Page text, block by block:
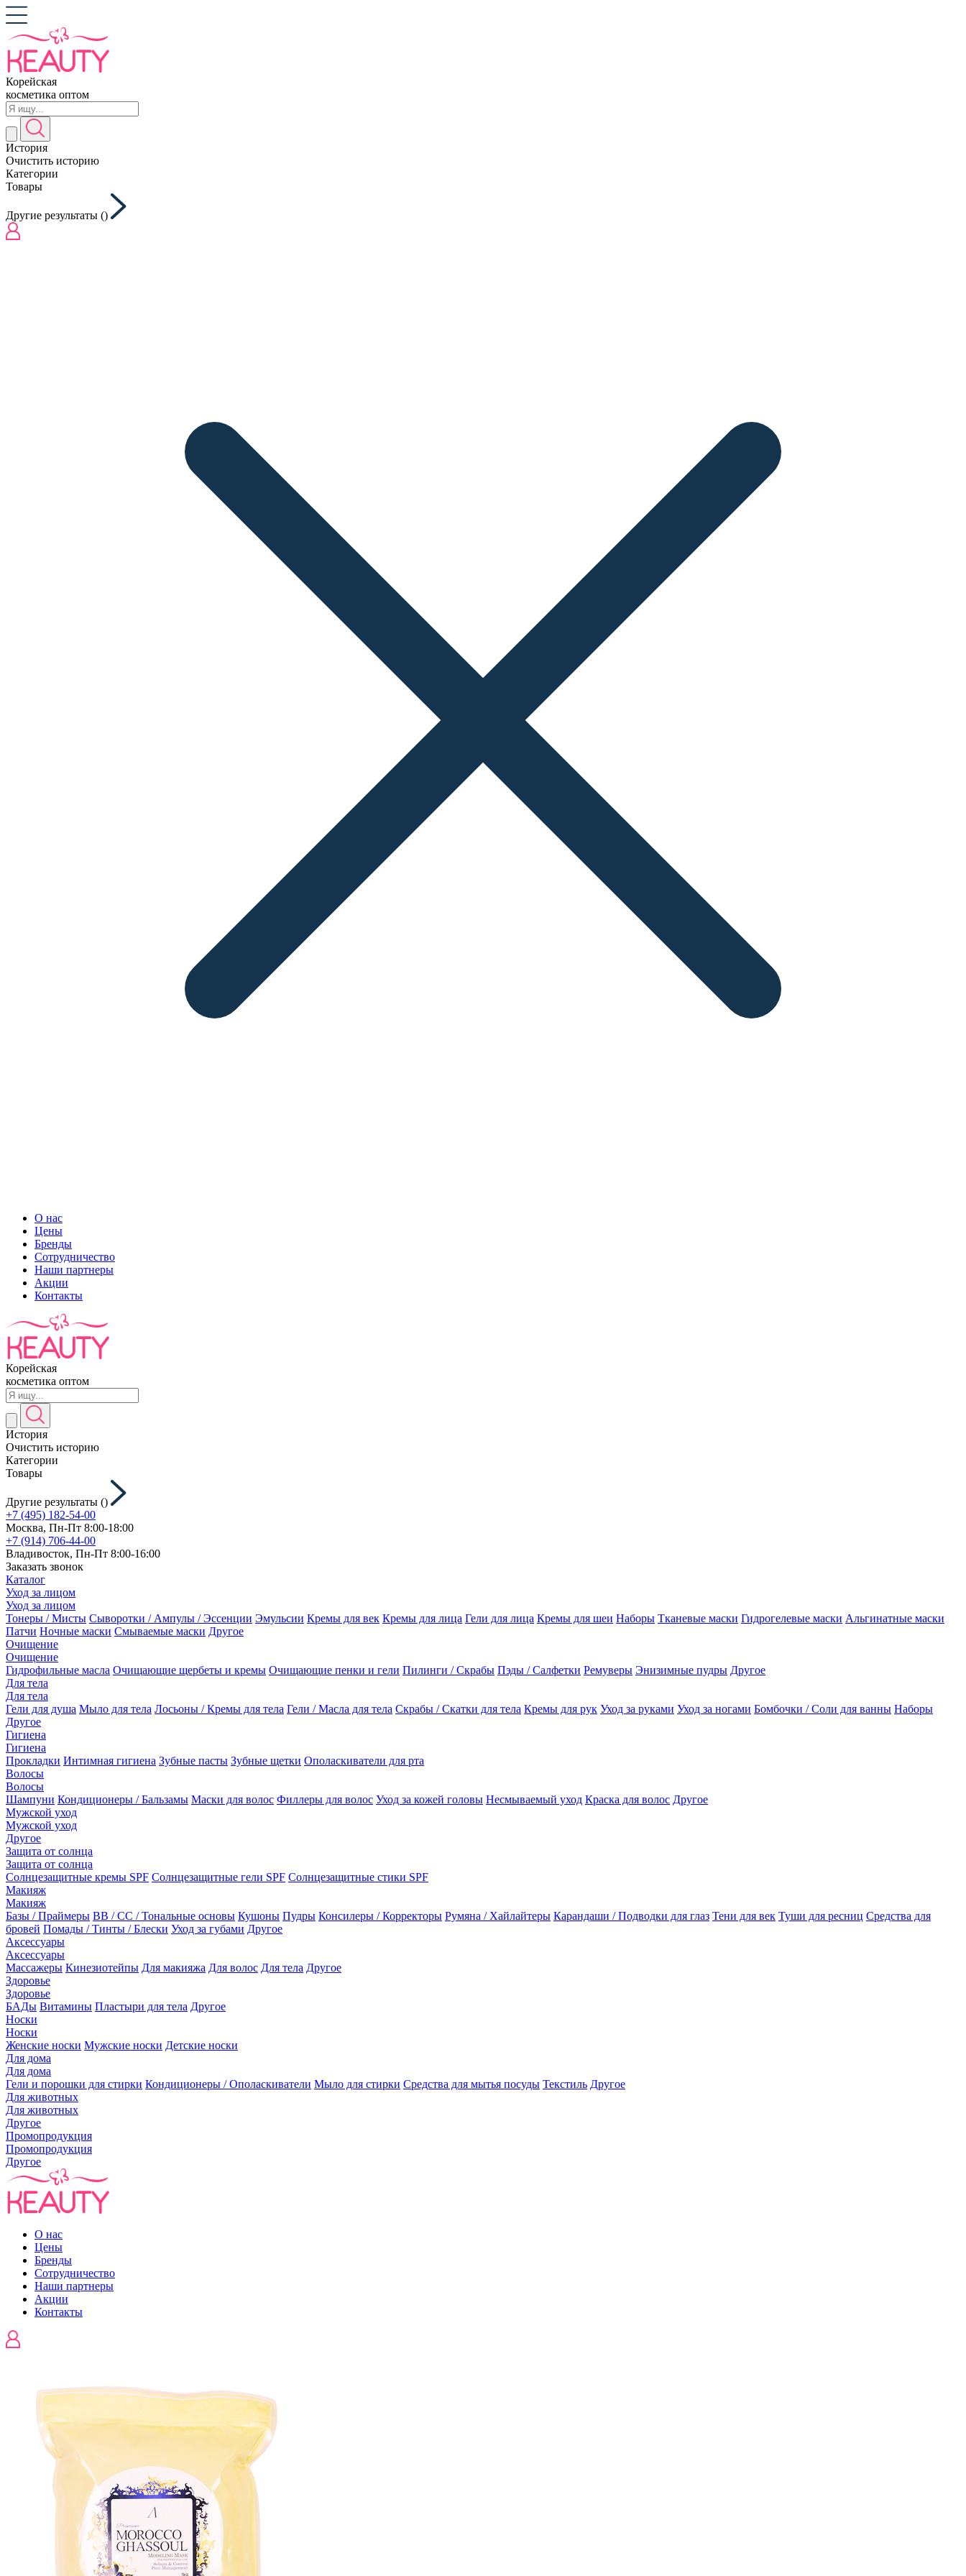
Корейская
косметика оптом
История
Очистить историю
Категории
Товары
Другие результаты ()
О нас
Цены
Бренды
Сотрудничество
Наши партнеры
Акции
Контакты
Корейская
косметика оптом
История
Очистить историю
Категории
Товары
Другие результаты ()
+7 (495) 182-54-00
Москва, Пн-Пт 8:00-18:00
+7 (914) 706-44-00
Владивосток, Пн-Пт 8:00-16:00
Заказать звонок
Каталог
Уход за лицом
Уход за лицом
Тонеры / Мисты Сыворотки / Ампулы / Эссенции Эмульсии Кремы для век Кремы для лица Гели для лица Кремы для шеи Наборы Тканевые маски Гидрогелевые маски Альгинатные маски
Патчи Ночные маски Смываемые маски Другое
Очищение
Очищение
Гидрофильные масла Очищающие щербеты и кремы Очищающие пенки и гели Пилинги / Скрабы Пэды / Салфетки Ремуверы Энизимные пудры Другое
Для тела
Для тела
Гели для душа Мыло для тела Лосьоны / Кремы для тела Гели / Масла для тела Скрабы / Скатки для тела Кремы для рук Уход за руками Уход за ногами Бомбочки / Соли для ванны Наборы
Другое
Гигиена
Гигиена
Прокладки Интимная гигиена Зубные пасты Зубные щетки Ополаскиватели для рта
Волосы
Волосы
Шампуни Кондиционеры / Бальзамы Маски для волос Филлеры для волос Уход за кожей головы Несмываемый уход Краска для волос Другое
Мужской уход
Мужской уход
Другое
Защита от солнца
Защита от солнца
Солнцезащитные кремы SPF Солнцезащитные гели SPF Солнцезащитные стики SPF
Макияж
Макияж
Базы / Праймеры BB / CC / Тональные основы Кушоны Пудры Консилеры / Корректоры Румяна / Хайлайтеры Карандаши / Подводки для глаз Тени для век Туши для ресниц Средства для
бровей Помады / Тинты / Блески Уход за губами Другое
Аксессуары
Аксессуары
Массажеры Кинезиотейпы Для макияжа Для волос Для тела Другое
Здоровье
Здоровье
БАДы Витамины Пластыри для тела Другое
Носки
Носки
Женские носки Мужские носки Детские носки
Для дома
Для дома
Гели и порошки для стирки Кондиционеры / Ополаскиватели Мыло для стирки Средства для мытья посуды Текстиль Другое
Для животных
Для животных
Другое
Промопродукция
Промопродукция
Другое
О нас
Цены
Бренды
Сотрудничество
Наши партнеры
Акции
Контакты